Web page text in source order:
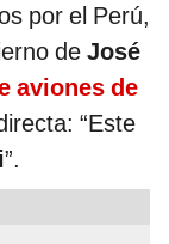
por el Perú,
de José
aviones de
“Este
”.